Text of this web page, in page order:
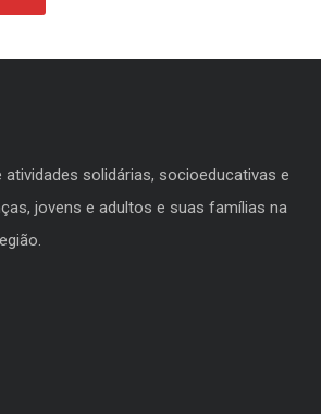
atividades solidárias, socioeducativas e
jovens e adultos e suas famílias na